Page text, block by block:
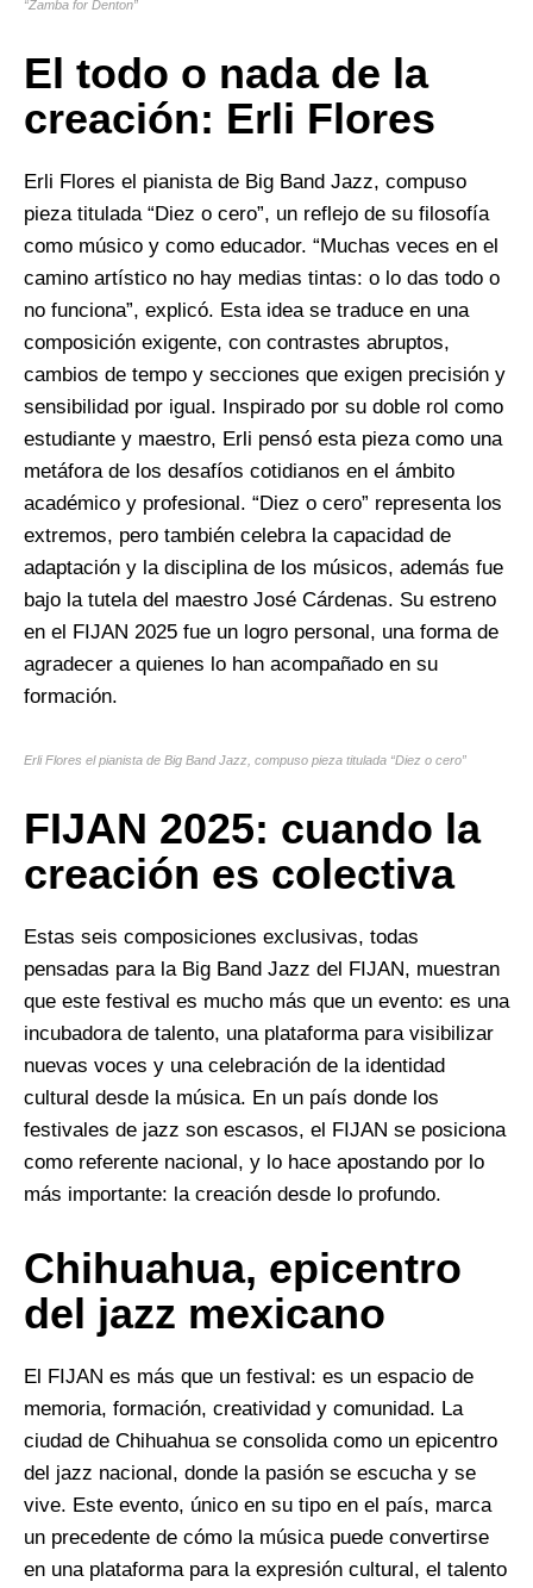
“Zamba for Denton”
El todo o nada de la
creación: Erli Flores
Erli Flores el pianista de Big Band Jazz, compuso
pieza titulada “Diez o cero”, un reflejo de su filosofía
como músico y como educador. “Muchas veces en el
camino artístico no hay medias tintas: o lo das todo o
no funciona”, explicó. Esta idea se traduce en una
composición exigente, con contrastes abruptos,
cambios de tempo y secciones que exigen precisión y
sensibilidad por igual. Inspirado por su doble rol como
estudiante y maestro, Erli pensó esta pieza como una
metáfora de los desafíos cotidianos en el ámbito
académico y profesional. “Diez o cero” representa los
extremos, pero también celebra la capacidad de
adaptación y la disciplina de los músicos, además fue
bajo la tutela del maestro José Cárdenas. Su estreno
en el FIJAN 2025 fue un logro personal, una forma de
agradecer a quienes lo han acompañado en su
formación.
Erli Flores el pianista de Big Band Jazz, compuso pieza titulada “Diez o cero”
FIJAN 2025: cuando la
creación es colectiva
Estas seis composiciones exclusivas, todas
pensadas para la Big Band Jazz del FIJAN, muestran
que este festival es mucho más que un evento: es una
incubadora de talento, una plataforma para visibilizar
nuevas voces y una celebración de la identidad
cultural desde la música. En un país donde los
festivales de jazz son escasos, el FIJAN se posiciona
como referente nacional, y lo hace apostando por lo
más importante: la creación desde lo profundo.
Chihuahua, epicentro
del jazz mexicano
El FIJAN es más que un festival: es un espacio de
memoria, formación, creatividad y comunidad. La
ciudad de Chihuahua se consolida como un epicentro
del jazz nacional, donde la pasión se escucha y se
vive. Este evento, único en su tipo en el país, marca
un precedente de cómo la música puede convertirse
en una plataforma para la expresión cultural, el talento